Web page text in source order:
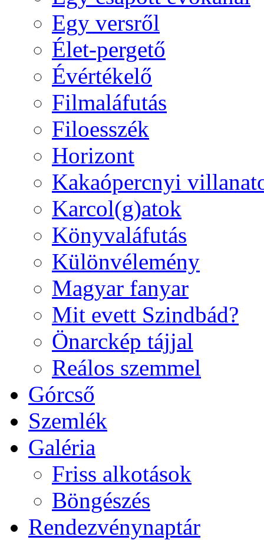
Egy versről
Élet-pergető
Évértékelő
Filmaláfutás
Filoesszék
Horizont
Kakaópercnyi
Karcol(g)atok
Könyvaláfutás
Különvélemény
Magyar fanyar
Mit evett Szindbád?
Önarckép tájjal
Reálos szemmel
Górcső
Szemlék
Galéria
Friss alkotások
Böngészés
Rendezvénynaptár